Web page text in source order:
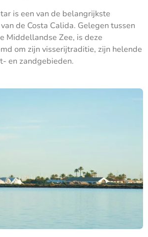
is een van de belangrijkste
de Costa Calida. Gelegen tussen
Middellandse Zee, is deze
om zijn visserijtraditie, zijn helende
en zandgebieden.